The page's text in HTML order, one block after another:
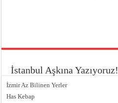
İstanbul Aşkına Yazıyoruz!
İzmir Az Bilinen Yerler
Has Kebap